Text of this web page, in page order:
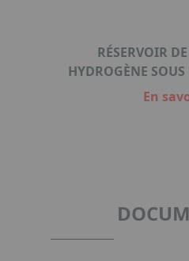
RÉSERVOIR
HYDROGÈNE
En